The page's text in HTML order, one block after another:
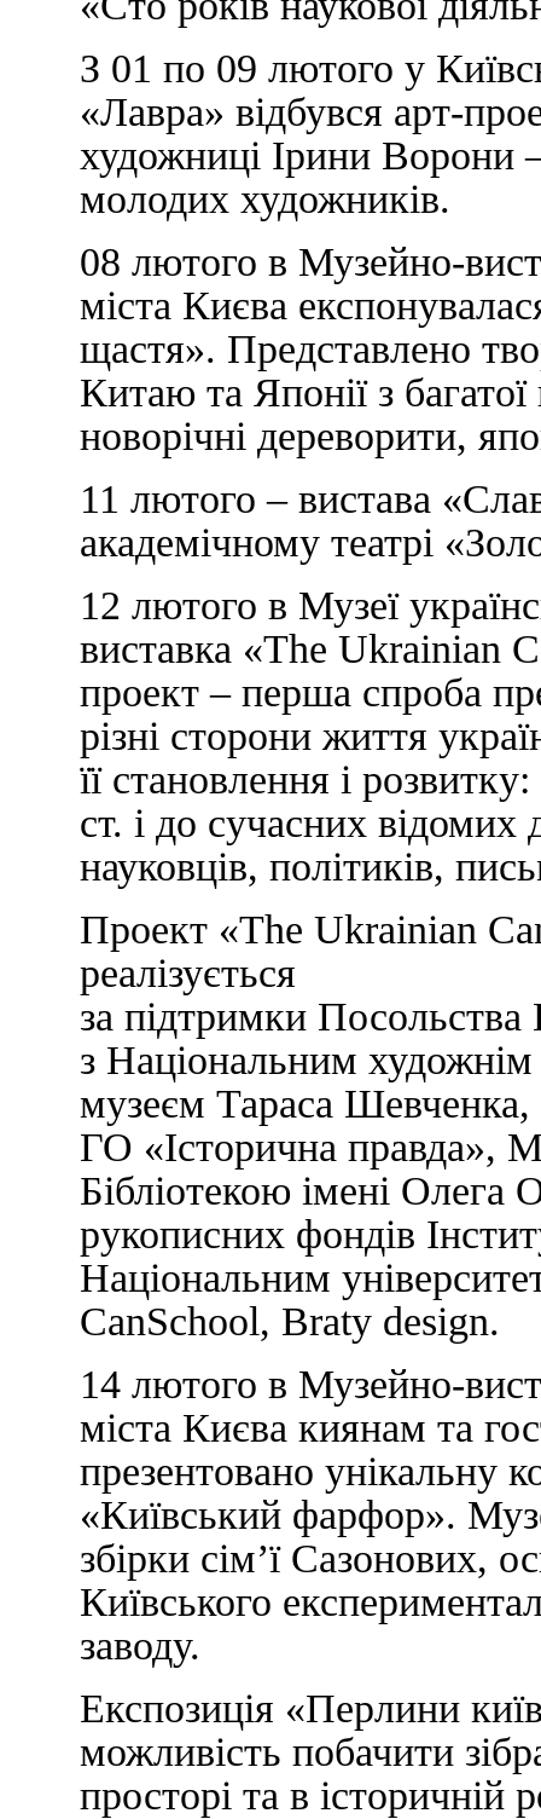
З 01 по 09 лютого у
«Лавра» відбувся арт-
художниці Ірини Ворони
молодих художників.
08 лютого в Музейно-
міста Києва
щастя». Представлено
Китаю та Японії з
новорічні дереворити,
11 лютого – вистава
академічному театрі
12 лютого в Музеї
виставка «The Ukrainian
проект – перша спроба
різні сторони життя
її становлення і
ст. і до сучасних відомих
науковців, політиків,
Проект «The Ukrainian
реалізується
за підтримки Посольства
з Національним
музеєм Тараса Шевченка,
ГО «Історична правда»,
Бібліотекою імені Олега
рукописних фондів
Національним
CanSchool, Braty design.
14 лютого в Музейно-
міста Києва киянам та
презентовано унікальну
«Київський фарфор».
збірки сім’ї Сазонових,
Київського
заводу.
Експозиція «Перлини
можливість побачити
просторі та в історичній